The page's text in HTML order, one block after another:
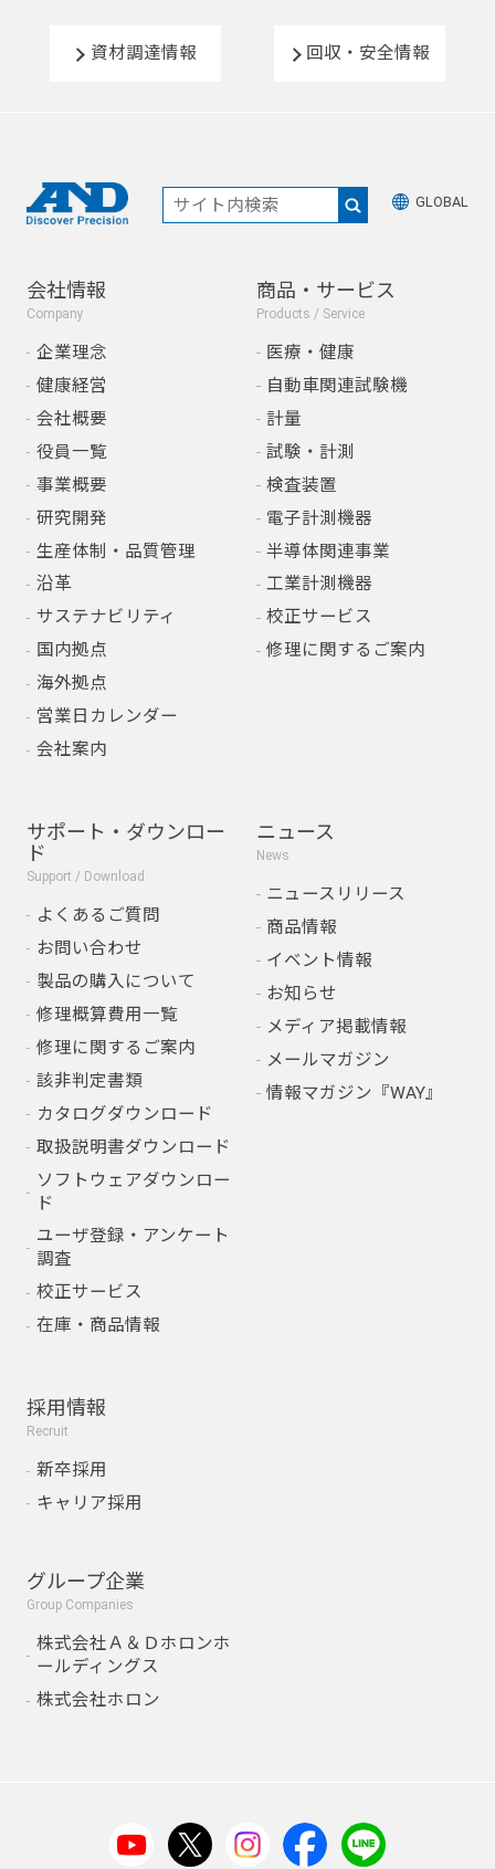
資材調達情報 回収・安全情報
GLOBAL
会社情報
Company
企業理念
健康経営
会社概要
役員一覧
事業概要
研究開発
生産体制・品質管理
沿革
サステナビリティ
国内拠点
海外拠点
営業日カレンダー
会社案内
商品・サービス
Products / Service
医療・健康
自動車関連試験機
計量
試験・計測
検査装置
電子計測機器
半導体関連事業
工業計測機器
校正サービス
修理に関するご案内
サポート・ダウンロー
ド
Support / Download
よくあるご質問
お問い合わせ
製品の購入について
修理概算費用一覧
修理に関するご案内
該非判定書類
カタログダウンロード
取扱説明書ダウンロード
ソフトウェアダウンロー
ド
ユーザ登録・アンケート
調査
校正サービス
在庫・商品情報
ニュース
News
ニュースリリース
商品情報
イベント情報
お知らせ
メディア掲載情報
メールマガジン
情報マガジン『WAY』
採用情報
Recruit
新卒採用
キャリア採用
グループ企業
Group Companies
株式会社Ａ＆Ｄホロンホ
ールディングス
株式会社ホロン